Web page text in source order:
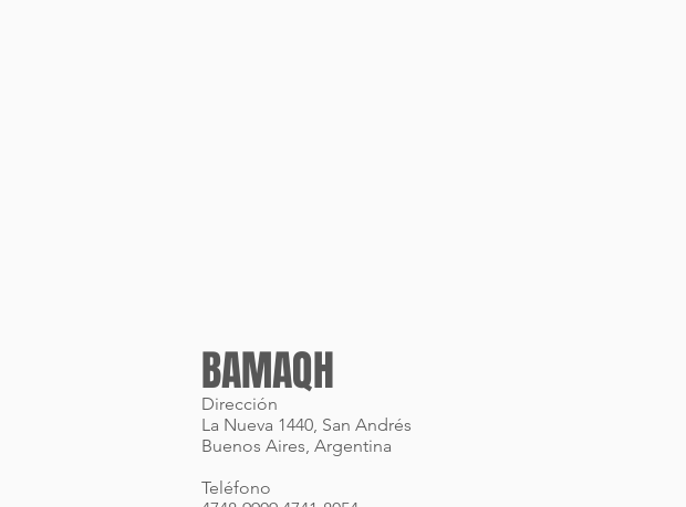
BAMAQH
Dirección
La Nueva 1440, San Andrés
Buenos Aires, Argentina
Teléfono